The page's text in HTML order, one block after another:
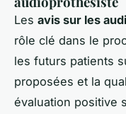
Les avis sur les
rôle clé dans le
les futurs patients
proposées et la
évaluation positive